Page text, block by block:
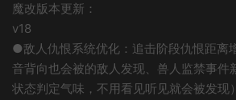
魔改版本更新：
v18
●敌人仇恨系统优化：追击阶段仇恨距离
音背向也会被的敌人发现、兽人监禁事件
状态判定气味，不用看见听见就会被发现）